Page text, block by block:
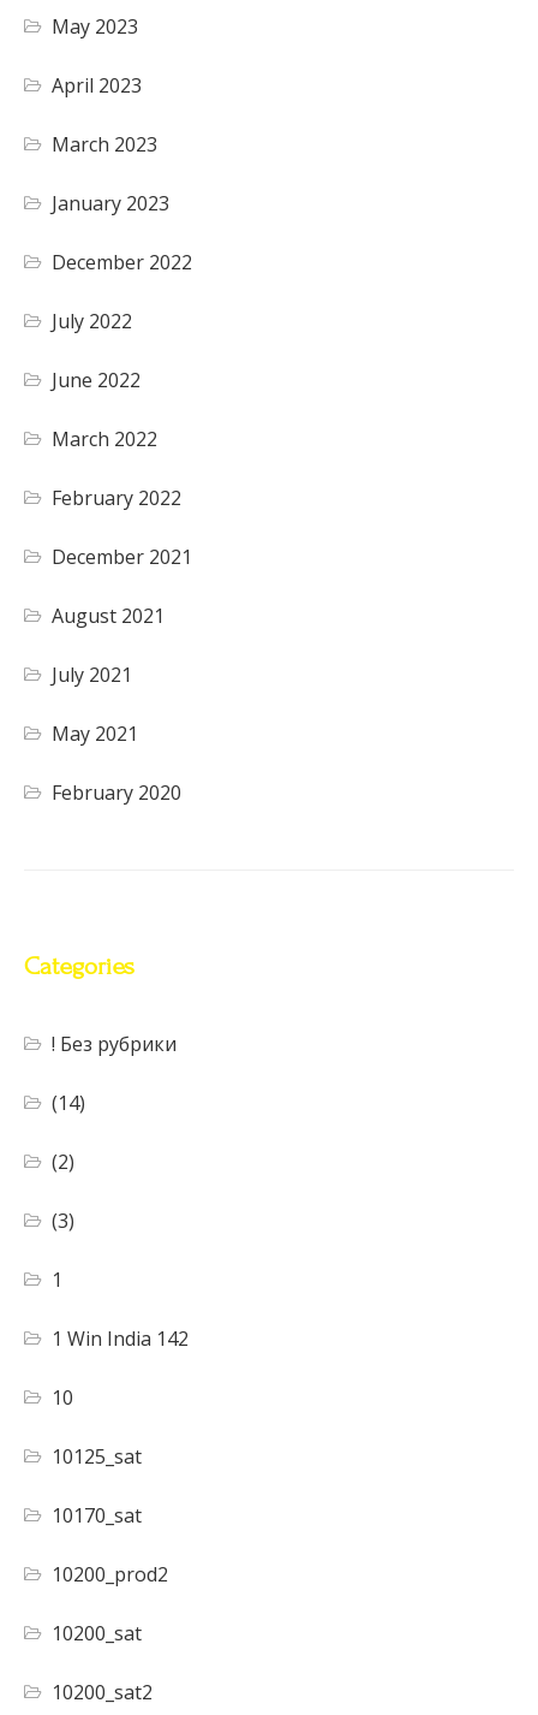
May 2023
April 2023
March 2023
January 2023
December 2022
July 2022
June 2022
March 2022
February 2022
December 2021
August 2021
July 2021
May 2021
February 2020
Categories
! Без рубрики
(14)
(2)
(3)
1
1 Win India 142
10
10125_sat
10170_sat
10200_prod2
10200_sat
10200_sat2